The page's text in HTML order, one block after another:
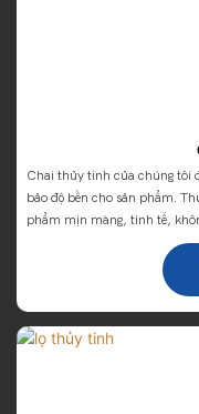
Chai thủy tinh của chúng tôi
bảo độ bền cho sản phẩm.
phẩm mịn màng, tinh tế,
phú và đa dạng có thể đáp
dù là thời trang đơn giản hay
những sản phẩm phù hợp.
sản phẩm, từ nắp chai, nút
thiện để mang đến cho